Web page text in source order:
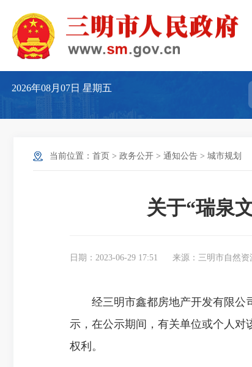
2026年08月07日星期五
当前位置： 首页 > 政务公开 > 通知公告 > 城市规划
关于“瑞泉
日期：2023-06-29 17:51 来源：三明市自然资
经三明市鑫都房地产开发有限公司
示，在公示期间，有关单位或个人
权利。